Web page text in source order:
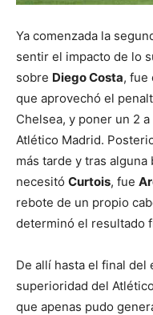
Ya comenzada la
sentir el impacto de lo
sobre Diego Costa, fue
que aprovechó el
Chelsea, y poner un 2
Atlético Madrid.
más tarde y tras
necesitó Curtois, fue
rebote de un propio
determinó el resultado
De allí hasta el final
superioridad del
que apenas pudo